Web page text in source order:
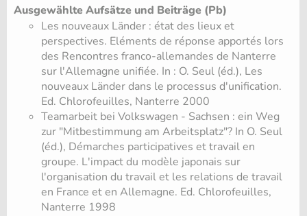
Ausgewählte Aufsätze und Beiträge (Pb)
Les nouveaux Länder : état des lieux et
perspectives. Eléments de réponse apportés lors
des Rencontres franco-allemandes de Nanterre
sur l'Allemagne unifiée. In : O. Seul (éd.), Les
nouveaux Länder dans le processus d'unification.
Ed. Chlorofeuilles, Nanterre 2000
Teamarbeit bei Volkswagen - Sachsen : ein Weg
zur "Mitbestimmung am Arbeitsplatz"? In O. Seul
(éd.), Démarches participatives et travail en
groupe. L'impact du modèle japonais sur
l'organisation du travail et les relations de travail
en France et en Allemagne. Ed. Chlorofeuilles,
Nanterre 1998